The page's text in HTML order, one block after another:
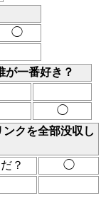
◯
が一番好き？
◯
クを全部没収し
？
◯